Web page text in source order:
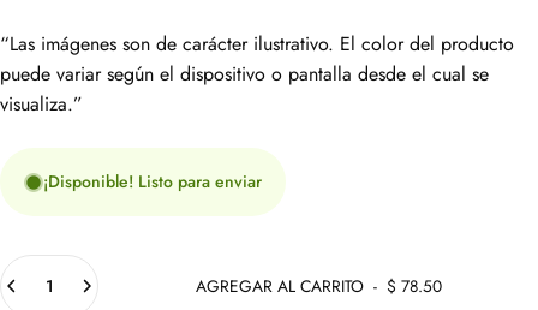
“Las imágenes son de carácter ilustrativo. El color del producto
puede variar según el dispositivo o pantalla desde el cual se
visualiza.”
¡Disponible! Listo para enviar
Cantidad
AGREGAR AL CARRITO- $ 78.50